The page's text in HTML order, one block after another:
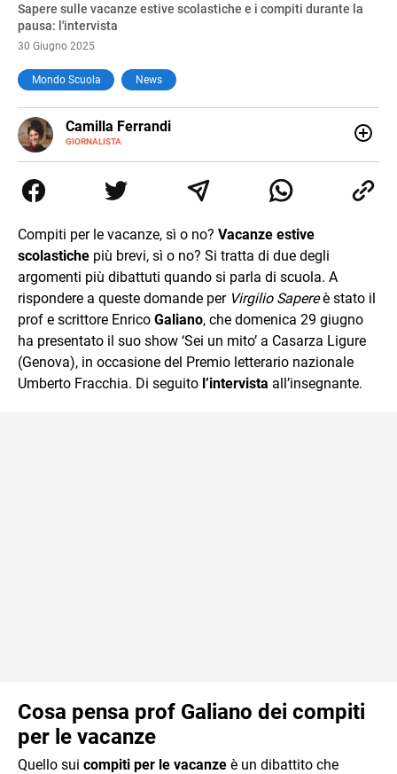
Sapere sulle vacanze estive scolastiche e i compiti durante la
pausa: l'intervista
30 Giugno 2025
Mondo Scuola News
Camilla Ferrandi
GIORNALISTA
E-
MAIL
LINKEDIN
di trasformare la passione per la scrittura in un lavoro, e
da lì non mi sono più fermata. L’attualità è il mio pane
mente.
Compiti per le vacanze, sì o no? Vacanze estive
scolastiche più brevi, sì o no? Si tratta di due degli
argomenti più dibattuti quando si parla di scuola. A
rispondere a queste domande per Virgilio Sapereè stato il
prof e scrittore Enrico Galiano, che domenica 29 giugno
ha presentato il suo show ‘Sei un mito’ a Casarza Ligure
(Genova), in occasione del Premio letterario nazionale
Umberto Fracchia. Di seguito l’intervista all’insegnante.
Cosa pensa prof Galiano dei compiti
per le vacanze
Quello sui compiti per le vacanze è un dibattito che